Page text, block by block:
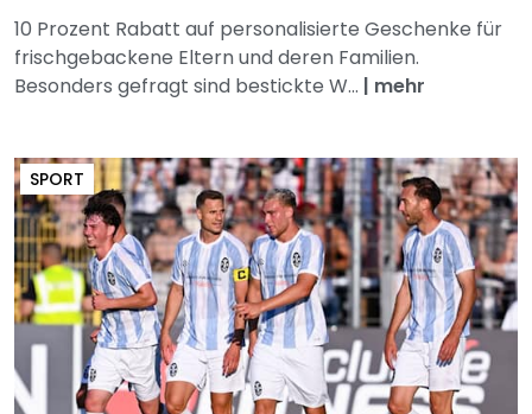
10 Prozent Rabatt auf personalisierte Geschenke für
frischgebackene Eltern und deren Familien.
Besonders gefragt sind bestickte W... | mehr
SPORT